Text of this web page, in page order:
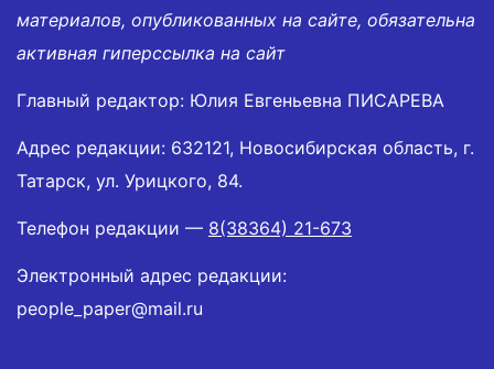
материалов, опубликованных на сайте, обязательна
активная гиперссылка на сайт
Главный редактор: Юлия Евгеньевна ПИСАРЕВА
Адрес редакции: 632121, Новосибирская область, г.
Татарск, ул. Урицкого, 84.
Телефон редакции — 8(38364) 21-673
Электронный адрес редакции:
people_paper@mail.ru